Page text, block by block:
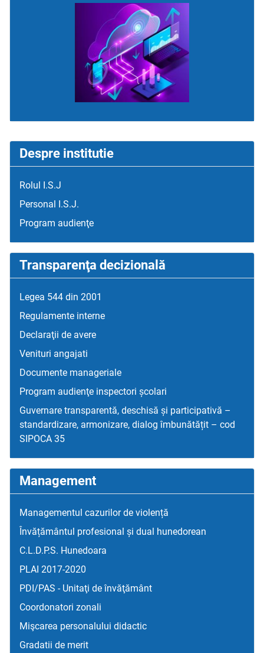
Despre institutie
Rolul I.S.J
Personal I.S.J.
Program audienţe
Transparenţa decizională
Legea 544 din 2001
Regulamente interne
Declaraţii de avere
Venituri angajati
Documente manageriale
Program audienţe inspectori școlari
Guvernare transparentă, deschisă și participativă –
standardizare, armonizare, dialog îmbunătățit – cod
SIPOCA 35
Management
Managementul cazurilor de violență
Învățământul profesional și dual hunedorean
C.L.D.P.S. Hunedoara
PLAI 2017-2020
PDI/PAS - Unitaţi de învăţământ
Coordonatori zonali
Mişcarea personalului didactic
Gradatii de merit